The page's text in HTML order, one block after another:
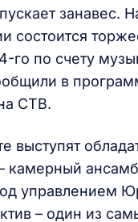
занавес.
состоится
го по счету
в
СТВ.
выступят
камерный
управлением
– один из